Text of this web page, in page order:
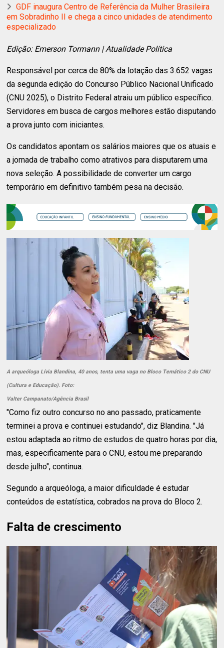
GDF inaugura Centro de Referência da Mulher Brasileira
em Sobradinho II e chega a cinco unidades de atendimento
especializado
Edição: Emerson Tormann | Atualidade Política
Responsável por cerca de 80% da lotação das 3.652 vagas
da segunda edição do Concurso Público Nacional Unificado
(CNU 2025), o Distrito Federal atraiu um público específico.
Servidores em busca de cargos melhores estão disputando
a prova junto com iniciantes.
Os candidatos apontam os salários maiores que os atuais e
a jornada de trabalho como atrativos para disputarem uma
nova seleção. A possibilidade de converter um cargo
temporário em definitivo também pesa na decisão.
A arqueóloga Lívia Blandina, 40 anos, tenta uma vaga no Bloco Temático 2 do CNU
(Cultura e Educação). Foto:
Valter Campanato/Agência Brasil
"Como fiz outro concurso no ano passado, praticamente
terminei a prova e continuei estudando", diz Blandina. "Já
estou adaptada ao ritmo de estudos de quatro horas por dia,
mas, especificamente para o CNU, estou me preparando
desde julho", continua.
Segundo a arqueóloga, a maior dificuldade é estudar
conteúdos de estatística, cobrados na prova do Bloco 2.
Falta de crescimento